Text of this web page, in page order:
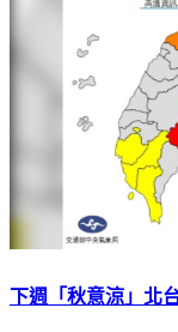
下週「秋意涼」北